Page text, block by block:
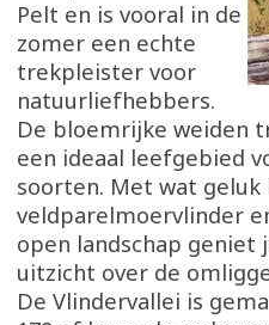
Pelt en is vooral in de
zomer een echte
trekpleister voor
natuurliefhebbers.
De bloemrijke weiden
een ideaal leefgebied
soorten. Met wat geluk
veldparelmoervlinder
open landschap geniet
uitzicht over de
De Vlindervallei is